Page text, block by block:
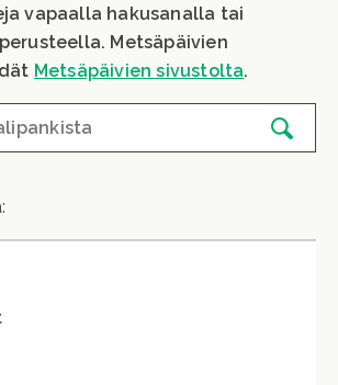
vapaalla hakusanalla tai
Metsäpäivien
Metsäpäivien sivustolta.